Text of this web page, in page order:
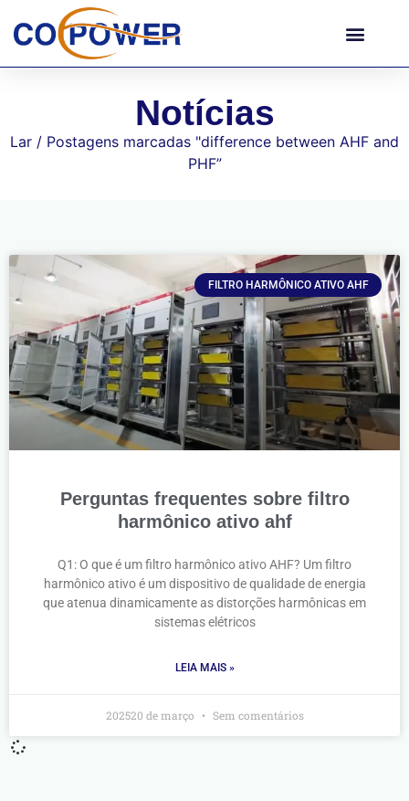
Notícias
Lar / Postagens marcadas "difference between AHF and
PHF”
FILTRO HARMÔNICO ATIVO AHF
Perguntas frequentes sobre filtro
harmônico ativo ahf
Q1: O que é um filtro harmônico ativo AHF? Um filtro
harmônico ativo é um dispositivo de qualidade de energia
que atenua dinamicamente as distorções harmônicas em
sistemas elétricos
LEIA MAIS »
202520 de março Sem comentários